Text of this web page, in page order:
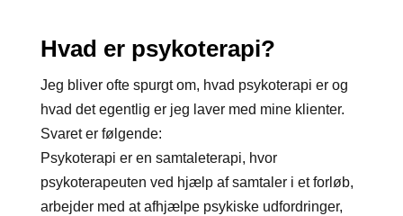
Hvad er psykoterapi?
Jeg bliver ofte spurgt om, hvad psykoterapi er og
hvad det egentlig er jeg laver med mine klienter.
Svaret er følgende:
Psykoterapi er en samtaleterapi, hvor
psykoterapeuten ved hjælp af samtaler i et forløb,
arbejder med at afhjælpe psykiske udfordringer,